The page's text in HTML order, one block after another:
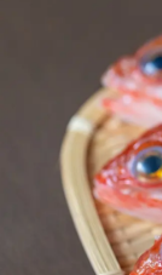
福井エリア
長野エリア
静岡エリア
三重エリア
京都エリア
北摂エリア